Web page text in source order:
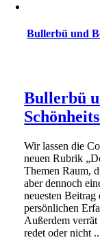
Bullerbü und
Bullerbü
Wir lassen die
neuen Rubrik
Themen Raum,
aber dennoch
neuesten
persönlichen
Außerdem
redet oder nicht